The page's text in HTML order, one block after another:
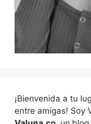
¡Bienvenida a tu
entre amigas! Soy